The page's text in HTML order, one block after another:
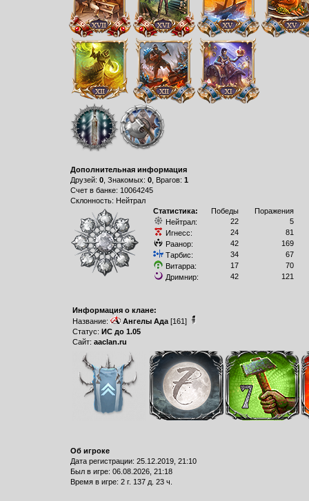
Дополнительная информация
Друзей: 0, Знакомых: 0, Врагов: 1
Счет в банке: 10064245
Склонность: Нейтрал
Статистика:
Победы
Поражения
Нейтрал:
22
5
Игнесс:
24
81
Раанор:
42
169
Тарбис:
34
67
Витарра:
17
70
Дримнир:
42 121
Информация о клане:
Название:
Ангелы Ада[161]
Статус: ИС до 1.05
Сайт: aaclan.ru
Об игроке
Дата регистрации: 25.12.2019, 21:10
Был в игре: 06.08.2026, 21:18
Время в игре: 2 г. 137 д. 23 ч.